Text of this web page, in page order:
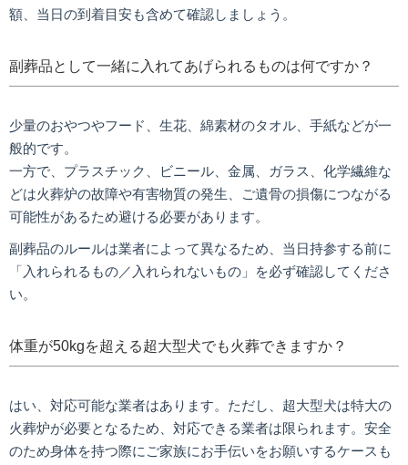
額、当日の到着目安も含めて確認しましょう。
副葬品として一緒に入れてあげられるものは何ですか？
少量のおやつやフード、生花、綿素材のタオル、手紙などが一
般的です。
一方で、プラスチック、ビニール、金属、ガラス、化学繊維な
どは火葬炉の故障や有害物質の発生、ご遺骨の損傷につながる
可能性があるため避ける必要があります。
副葬品のルールは業者によって異なるため、当日持参する前に
「入れられるもの／入れられないもの」を必ず確認してくださ
い。
体重が50kgを超える超大型犬でも火葬できますか？
はい、対応可能な業者はあります。ただし、超大型犬は特大の
火葬炉が必要となるため、対応できる業者は限られます。安全
のため身体を持つ際にご家族にお手伝いをお願いするケースも